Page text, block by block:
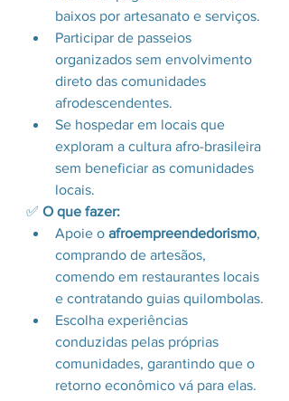
baixos por artesanato e serviços.
Participar de passeios
organizados sem envolvimento
direto das comunidades
afrodescendentes.
Se hospedar em locais que
exploram a cultura afro-brasileira
sem beneficiar as comunidades
locais.
✅ O que fazer:
Apoie o afroempreendedorismo,
comprando de artesãos,
comendo em restaurantes locais
e contratando guias quilombolas.
Escolha experiências
conduzidas pelas próprias
comunidades, garantindo que o
retorno econômico vá para elas.